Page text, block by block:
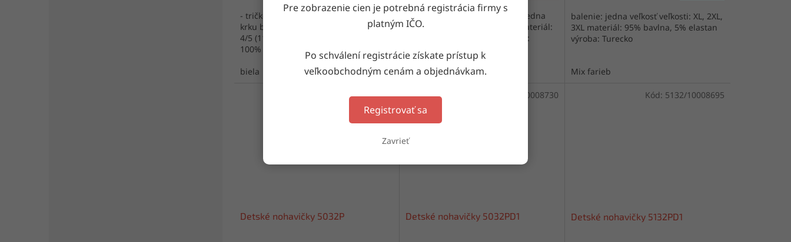
Pre zobrazenie cien je potrebná registrácia firmy s
platným IČO.
Po schválení registrácie získate prístup k
veľkoobchodným cenám a objednávkam.
Registrovať sa
Zavrieť
- tričko priliehavé a elastická okolo
krku balenie: jedna veľlkosť veľkosti:
4/5 (110-116), 6/7 (122-128) materiál:
100% hladká bavlna výroba: Turecko
biela
balenie: obsahuje mix farieb, jedna
veľkosť veľkosť: M, L, XL, 2XL materiál:
95% bavlna, 5% elastan výroba:
Turecko
Mix farieb
balenie: jedna veľkosť veľkosti: XL, 2XL,
3XL materiál: 95% bavlna, 5% elastan
výroba: Turecko
Mix farieb
Detské nohavičky 5032P
5032/10008726
Detské nohavičky 5032PD1
50321/10008730
Detské nohavičky 5132PD1
Kód: 5132/10008695